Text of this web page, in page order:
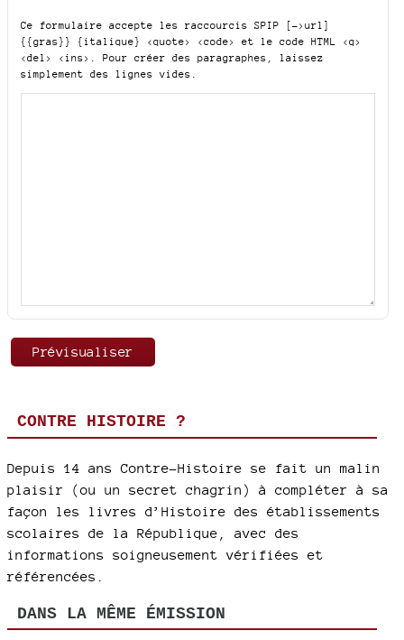
Ce formulaire accepte les raccourcis SPIP
[->url]
{{gras}} {italique} <quote> <code>
et le code HTML <q>
<del> <ins>
. Pour créer des paragraphes, laissez
simplement des lignes vides.
CONTRE HISTOIRE ?
Depuis 14 ans Contre-Histoire se fait un malin
plaisir (ou un secret chagrin) à compléter à sa
façon les livres d’Histoire des établissements
scolaires de la République, avec des
informations soigneusement vérifiées et
référencées.
DANS LA MÊME ÉMISSION